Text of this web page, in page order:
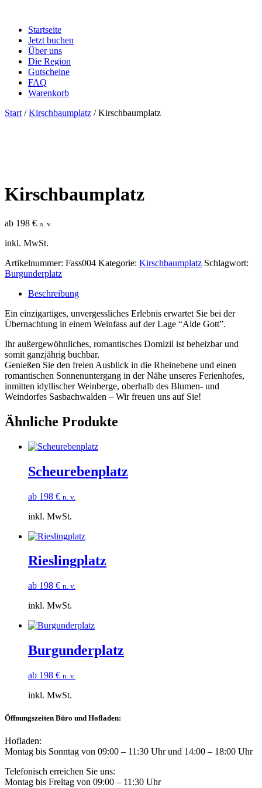
Startseite
Jetzt buchen
Über uns
Die Region
Gutscheine
FAQ
Warenkorb
Start /Kirschbaumplatz / Kirschbaumplatz
Kirschbaumplatz
ab 198 € n. v.
inkl. MwSt.
Artikelnummer: Fass004 Kategorie: Kirschbaumplatz Schlagwort:
Burgunderplatz
Beschreibung
Ein einzigartiges, unvergessliches Erlebnis erwartet Sie bei der
Übernachtung in einem Weinfass auf der Lage “Alde Gott”.
Ihr außergewöhnliches, romantisches Domizil ist beheizbar und
somit ganzjährig buchbar.
Genießen Sie den freien Ausblick in die Rheinebene und einen
romantischen Sonnenuntergang in der Nähe unseres Ferienhofes,
inmitten idyllischer Weinberge, oberhalb des Blumen- und
Weindorfes Sasbachwalden – Wir freuen uns auf Sie!
Ähnliche Produkte
Scheurebenplatz
ab 198 € n. v.
inkl. MwSt.
Rieslingplatz
ab 198 € n. v.
inkl. MwSt.
Burgunderplatz
ab 198 € n. v.
inkl. MwSt.
Öffnungszeiten Büro und Hofladen:
Hofladen:
Montag bis Sonntag von 09:00 – 11:30 Uhr und 14:00 – 18:00 Uhr
Telefonisch erreichen Sie uns:
Montag bis Freitag von 09:00 – 11:30 Uhr